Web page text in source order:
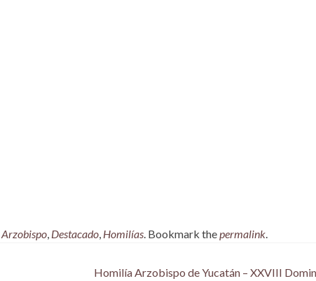
Arzobispo, Destacado, Homilías. Bookmark thepermalink.
Homilía Arzobispo de Yucatán – XXVIII